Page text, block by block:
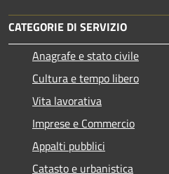
CATEGORIE DI SERVIZIO
Anagrafe e stato civile
Cultura e tempo libero
Vita lavorativa
Imprese e Commercio
Appalti pubblici
Catasto e urbanistica